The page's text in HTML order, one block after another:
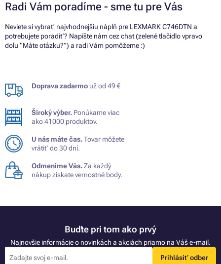
Radi Vám poradíme - sme tu pre Vás
Neviete si vybrať najvhodnejšiu náplň pre LEXMARK C746DTN a
potrebujete poradiť? Napíšte nám cez chat (zelené tlačidlo vpravo
dolu “Máte otázku?”) a radi Vám pomôžeme :)
Doprava zadarmo už od 49 €
Široký výber. Ponúkame viac
ako 41000 produktov.
U nás máte čas.Tovar môžete
vrátiť do 30 dní.
Odmeníme Vás.Za každý
nákup získate vernostné body.
Buďte pri tom ako prvý
Najnovšie informácie o novinkách a akciách priamo na Váš e-mail.
Prihlásiť odber